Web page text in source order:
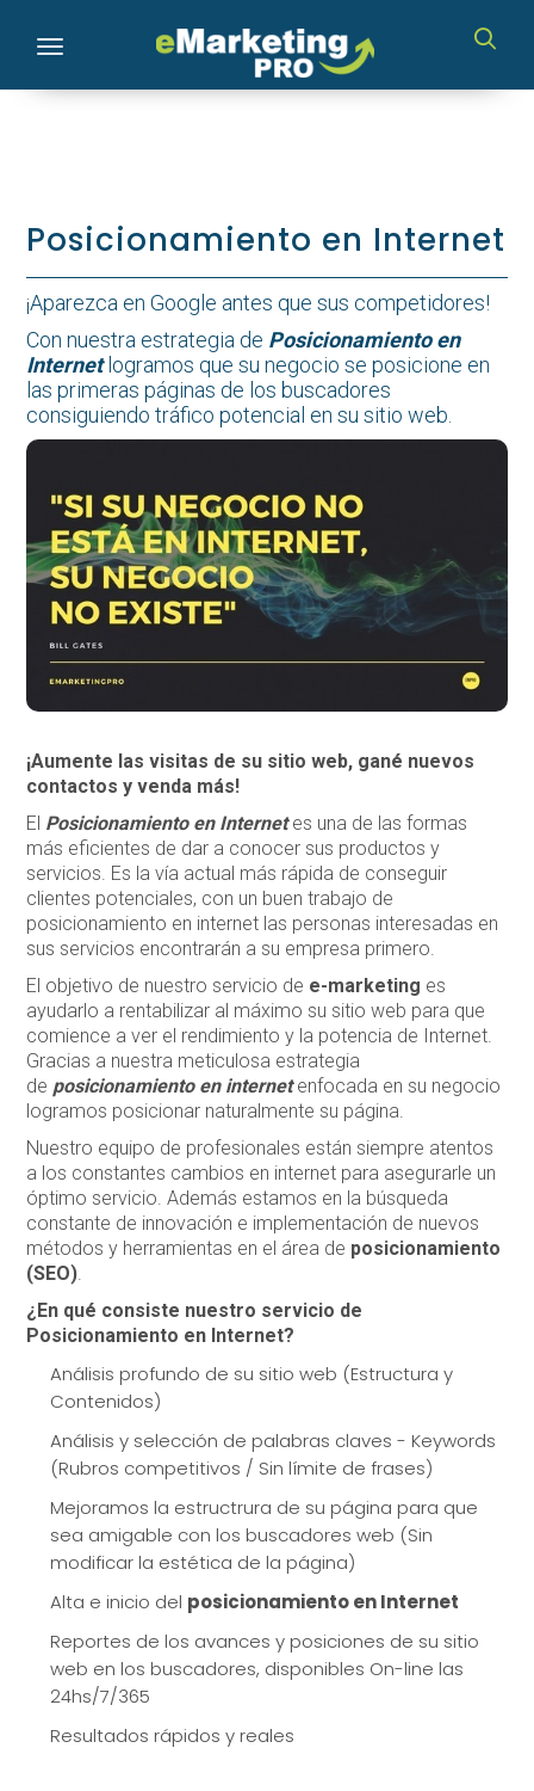
Toggle navigation
Posicionamiento en Internet
¡Aparezca en Google antes que sus competidores!
Con nuestra estrategia de Posicionamiento en
Internet logramos que su negocio se posicione en
las primeras páginas de los buscadores
consiguiendo tráfico potencial en su sitio web.
¡Aumente las visitas de su sitio web, gané nuevos
contactos y venda más!
El Posicionamiento en Internet es una de las formas
más eficientes de dar a conocer sus productos y
servicios. Es la vía actual más rápida de conseguir
clientes potenciales, con un buen trabajo de
posicionamiento en internet las personas interesadas en
sus servicios encontrarán a su empresa primero.
El objetivo de nuestro servicio de e-marketing es
ayudarlo a rentabilizar al máximo su sitio web para que
comience a ver el rendimiento y la potencia de Internet.
Gracias a nuestra meticulosa estrategia
de posicionamiento en internet enfocada en su negocio
logramos posicionar naturalmente su página.
Nuestro equipo de profesionales están siempre atentos
a los constantes cambios en internet para asegurarle un
óptimo servicio. Además estamos en la búsqueda
constante de innovación e implementación de nuevos
métodos y herramientas en el área de posicionamiento
(SEO).
¿En qué consiste nuestro servicio de
Posicionamiento en Internet?
Análisis profundo de su sitio web (Estructura y
Contenidos)
Análisis y selección de palabras claves - Keywords
(Rubros competitivos / Sin límite de frases)
Mejoramos la estructrura de su página para que
sea amigable con los buscadores web (Sin
modificar la estética de la página)
Alta e inicio del posicionamiento en Internet
Reportes de los avances y posiciones de su sitio
web en los buscadores, disponibles On-line las
24hs/7/365
Resultados rápidos y reales